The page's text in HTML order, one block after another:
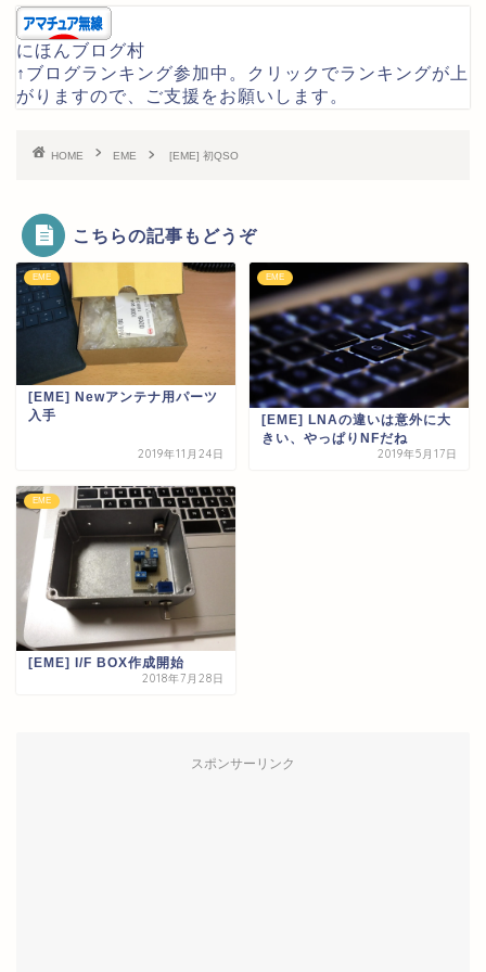
にほんブログ村
↑ブログランキング参加中。クリックでランキングが上
がりますので、ご支援をお願いします。
HOME EME [EME] 初QSO
こちらの記事もどうぞ
EME
[EME] Newアンテナ用パーツ
入手
2019年11月24日
EME
[EME] LNAの違いは意外に大
きい、やっぱりNFだね
2019年5月17日
EME
[EME] I/F BOX作成開始
2018年7月28日
スポンサーリンク